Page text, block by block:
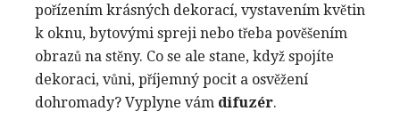
pořízením krásných dekorací, vystavením květin
k oknu, bytovými spreji nebo třeba pověšením
obrazů na stěny. Co se ale stane, když spojíte
dekoraci, vůni, příjemný pocit a osvěžení
dohromady? Vyplyne vám difuzér.